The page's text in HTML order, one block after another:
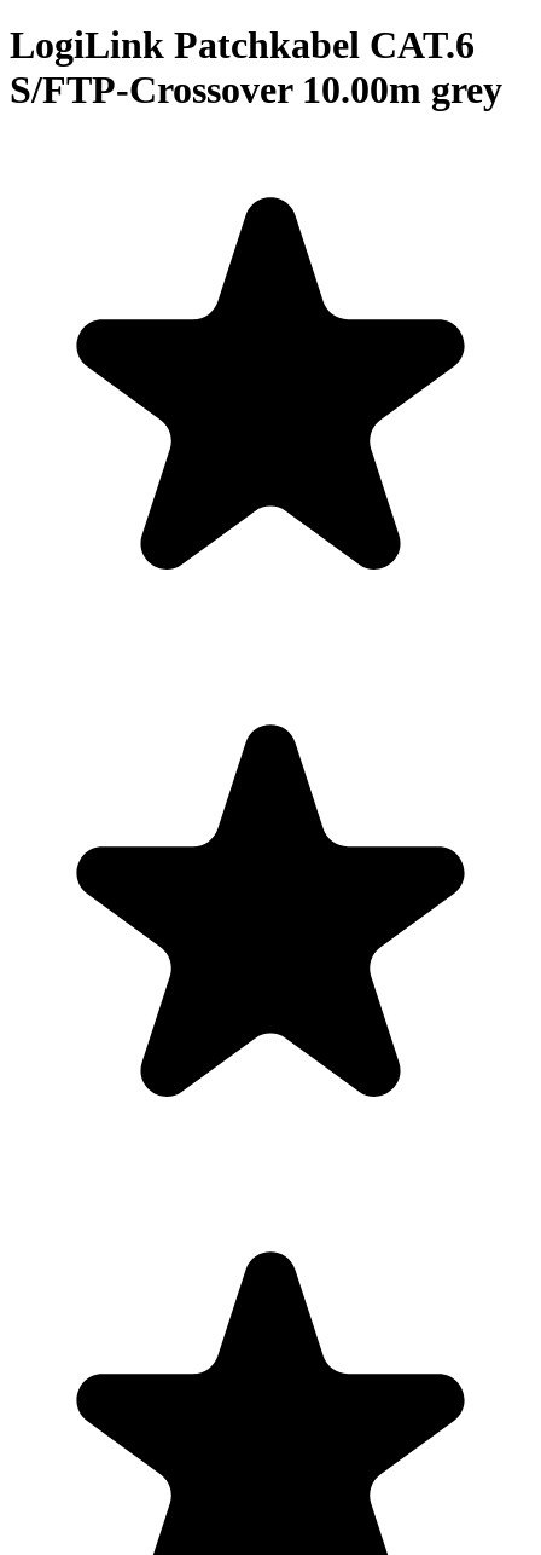
LogiLink Patchkabel CAT.6
S/FTP-Crossover 10.00m grey